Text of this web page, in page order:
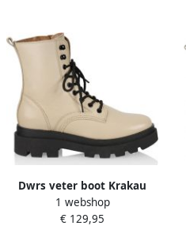
Dwrs veter boot Krakau
grainy beige
1 webshop
€ 129,95